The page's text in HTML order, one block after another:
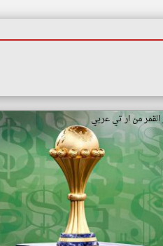
من ار تي عربي